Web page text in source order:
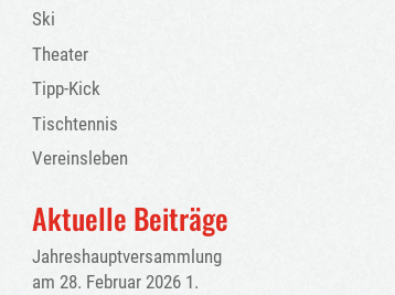
Ski
Theater
Tipp-Kick
Tischtennis
Vereinsleben
Aktuelle Beiträge
Jahreshauptversammlung
am 28. Februar 2026 1.